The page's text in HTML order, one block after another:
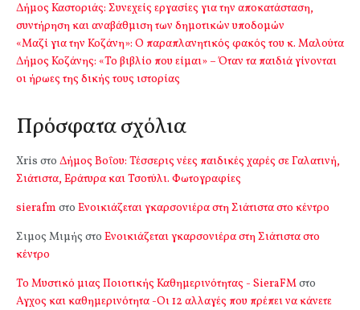
Δήμος Καστοριάς: Συνεχείς εργασίες για την αποκατάσταση,
συντήρηση και αναβάθμιση των δημοτικών υποδομών
«Μαζί για την Κοζάνη»: Ο παραπλανητικός φακός του κ. Μαλούτα
Δήμος Κοζάνης: «Το βιβλίο που είμαι» – Όταν τα παιδιά γίνονται
οι ήρωες της δικής τους ιστορίας
Πρόσφατα σχόλια
Xris στο Δήμος Βοΐου: Τέσσερις νέες παιδικές χαρές σε Γαλατινή,
Σιάτιστα, Εράτυρα και Τσοτύλι. Φωτογραφίες
sierafm στο Ενοικιάζεται γκαρσονιέρα στη Σιάτιστα στο κέντρο
Σιμος Μιμής στο Ενοικιάζεται γκαρσονιέρα στη Σιάτιστα στο
κέντρο
Το Μυστικό μιας Ποιοτικής Καθημερινότητας - SieraFMστο
Αγχος και καθημερινότητα -Οι 12 αλλαγές που πρέπει να κάνετε